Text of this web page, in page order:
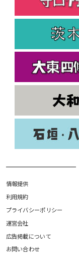
情報提供
利用規約
プライバシーポリシー
運営会社
広告掲載について
お問い合わせ